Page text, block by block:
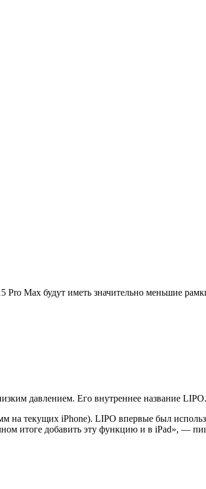
Max будут иметь значительно меньшие
давлением. Его внутреннее название LIPO.
текущих iPhone). LIPO впервые был
итоге добавить эту функцию и в iPad», —